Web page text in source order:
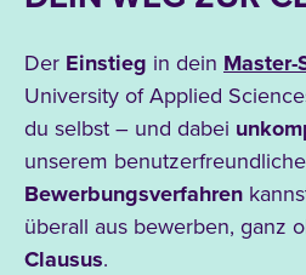
Der Einstieg in dein Master-
University of Applied
du selbst – und dabei
unserem
Bewerbungsverfahren
überall aus bewerben, ganz
Clausus.